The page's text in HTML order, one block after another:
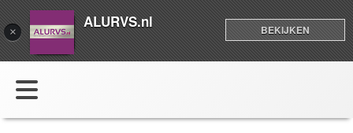
×
ALURVS.nl BEKIJKEN